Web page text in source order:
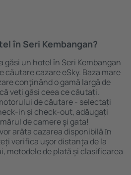
în Seri Kembangan?
găsi un hotel în Seri Kembangan
căutare cazare eSky. Baza mare
conţinând o gamă largă de
veți găsi ceea ce căutați.
de căutare - selectați
in și check-out, adăugați
de camere şi gata!
arăta cazarea disponibilă ȋn
verifica uşor distanța de la
metodele de plată și clasificarea